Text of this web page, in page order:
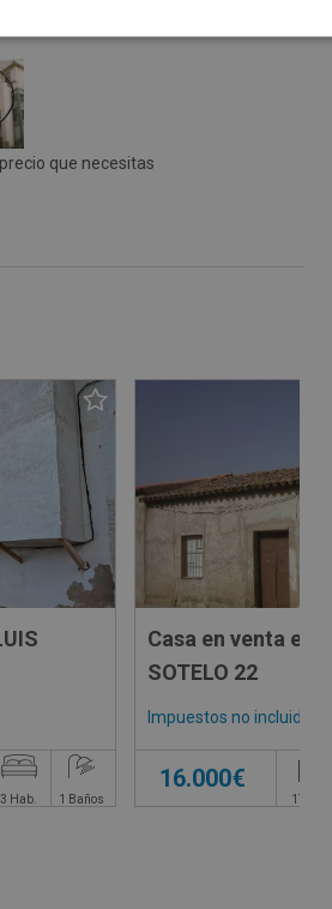
que necesitas
3 Hab. 1 Baños
Casa en venta en
SOTELO 22
Impuestos no incluidos
16.000€
173